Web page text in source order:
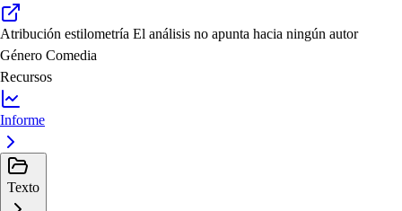
Atribución estilometría El análisis no apunta hacia ningún autor
Género Comedia
Recursos
Informe
Texto